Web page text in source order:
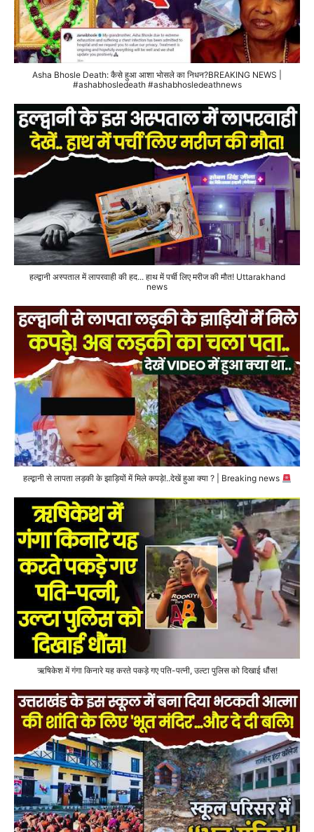
Asha Bhosle Death: कैसे हुआ आशा भोसले का निधन?BREAKING NEWS |
#ashabhosledeath #ashabhosledeathnews
हल्द्वानी अस्पताल में लापरवाही की हद... हाथ में पर्ची लिए मरीज की मौत! Uttarakhand
news
हल्द्वानी से लापता लड़की के झाड़ियों में मिले कपड़े!..देखें हुआ क्या ? | Breaking news
ऋषिकेश में गंगा किनारे यह करते पकड़े गए पति-पत्नी, उल्टा पुलिस को दिखाई धौंस!